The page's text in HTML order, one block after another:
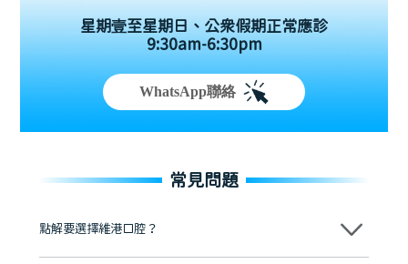
星期壹至星期日、公眾假期正常應診
9:30am-6:30pm
WhatsApp聯絡
常見問題
點解要選擇維港口腔？
維港口腔踐行「醫道濟世」的大學校訓，各分院匯聚來自香港、內地的